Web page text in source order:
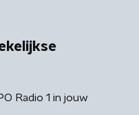
Radio 1 in jouw